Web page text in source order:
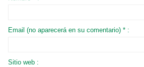
Email (no aparecerá en su comentario) * :
Sitio web :